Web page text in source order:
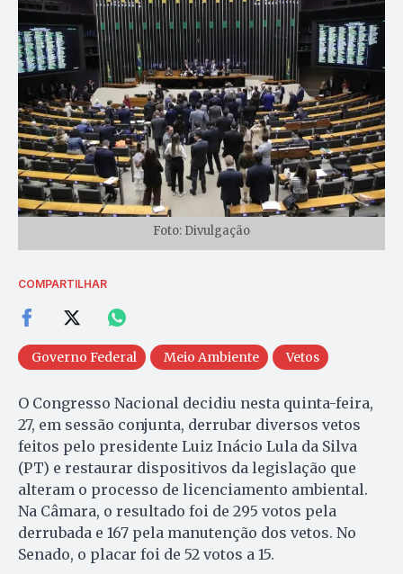
Foto: Divulgação
COMPARTILHAR
Governo Federal Meio Ambiente Vetos
O Congresso Nacional decidiu nesta quinta-feira,
27, em sessão conjunta, derrubar diversos vetos
feitos pelo presidente Luiz Inácio Lula da Silva
(PT) e restaurar dispositivos da legislação que
alteram o processo de licenciamento ambiental.
Na Câmara, o resultado foi de 295 votos pela
derrubada e 167 pela manutenção dos vetos. No
Senado, o placar foi de 52 votos a 15.